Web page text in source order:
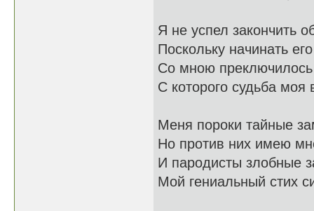
Я не успел закончить
Поскольку начинать
Со мною
С которого судьба моя
Меня пороки тайные
Но против них имею
И пародисты злобные
Мой гениальный стих